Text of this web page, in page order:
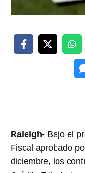
Raleigh- Bajo el
Fiscal aprobado
diciembre, los